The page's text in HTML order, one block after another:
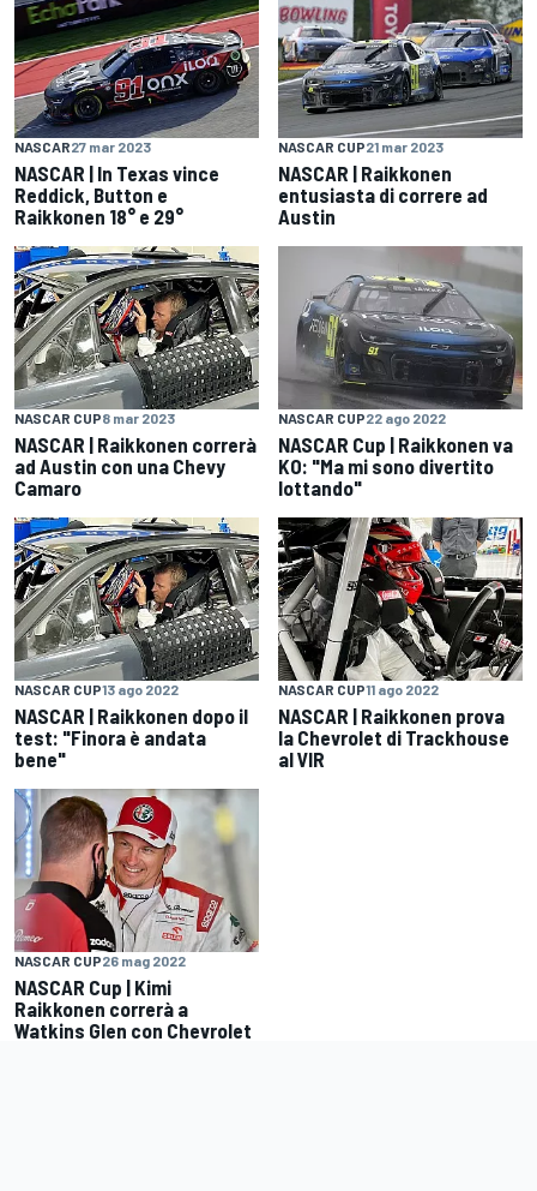
NASCAR27 mar 2023
NASCAR | In Texas vince
Reddick, Button e
Raikkonen 18° e 29°
NASCAR CUP21 mar 2023
NASCAR | Raikkonen
entusiasta di correre ad
Austin
NASCAR CUP8 mar 2023
NASCAR | Raikkonen correrà
ad Austin con una Chevy
Camaro
NASCAR CUP22 ago 2022
NASCAR Cup | Raikkonen va
KO: "Ma mi sono divertito
lottando"
NASCAR CUP13 ago 2022
NASCAR | Raikkonen dopo il
test: "Finora è andata
bene"
NASCAR CUP11 ago 2022
NASCAR | Raikkonen prova
la Chevrolet di Trackhouse
al VIR
NASCAR CUP26 mag 2022
NASCAR Cup | Kimi
Raikkonen correrà a
Watkins Glen con Chevrolet